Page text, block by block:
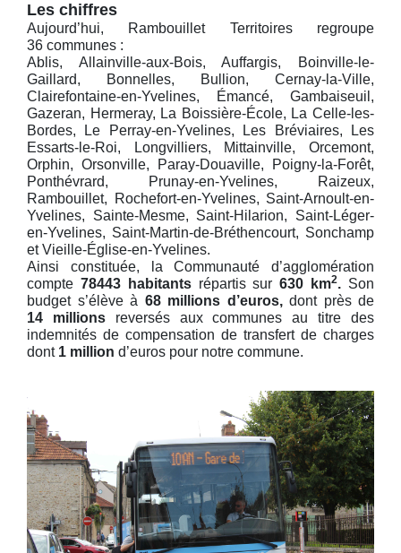
Les chiffres
Aujourd’hui, Rambouillet Territoires regroupe
36 communes :
Ablis, Allainville-aux-Bois, Auffargis, Boinville-le-
Gaillard, Bonnelles, Bullion, Cernay-la-Ville,
Clairefontaine-en-Yvelines, Émancé, Gambaiseuil,
Gazeran, Hermeray, La Boissière-École, La Celle-les-
Bordes, Le Perray-en-Yvelines, Les Bréviaires, Les
Essarts-le-Roi, Longvilliers, Mittainville, Orcemont,
Orphin, Orsonville, Paray-Douaville, Poigny-la-Forêt,
Ponthévrard, Prunay-en-Yvelines, Raizeux,
Rambouillet, Rochefort-en-Yvelines, Saint-Arnoult-en-
Yvelines, Sainte-Mesme, Saint-Hilarion, Saint-Léger-
en-Yvelines, Saint-Martin-de-Bréthencourt, Sonchamp
et Vieille-Église-en-Yvelines.
Ainsi constituée, la Communauté d’agglomération
compte 78443 habitantsrépartis sur630 km2. Son
budget s’élève à 68 millions d’euros,dont près de
14 millionsreversés aux communes au titre des
indemnités de compensation de transfert de charges
dont 1 million d’euros pour notre commune.